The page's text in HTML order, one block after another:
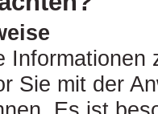
Informationen
Sie mit der